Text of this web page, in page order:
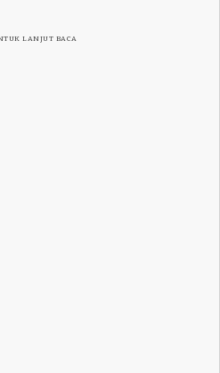
LANJUT BACA